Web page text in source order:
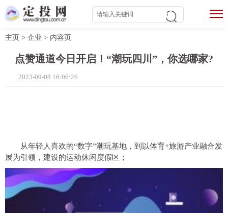
主页 > 企业 > 内容页
点赞通道今日开启！“潮玩四川”，你选哪家?
2023-09-08 16:06:26
从年轻人喜欢的“数字”潮玩基地，到以体育+旅游产业融合发
展为引领，建设的运动休闲度假区；